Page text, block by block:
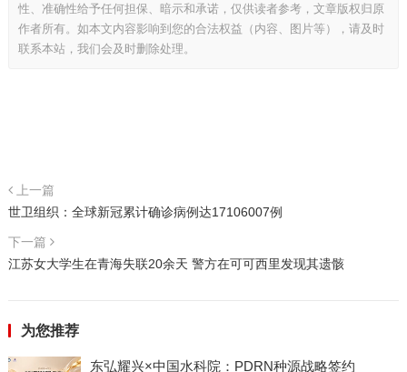
性、准确性给予任何担保、暗示和承诺，仅供读者参考，文章版权归原
作者所有。如本文内容影响到您的合法权益（内容、图片等），请及时
联系本站，我们会及时删除处理。
上一篇
世卫组织：全球新冠累计确诊病例达17106007例
下一篇
江苏女大学生在青海失联20余天 警方在可可西里发现其遗骸
为您推荐
东弘耀兴×中国水科院：PDRN种源战略签约